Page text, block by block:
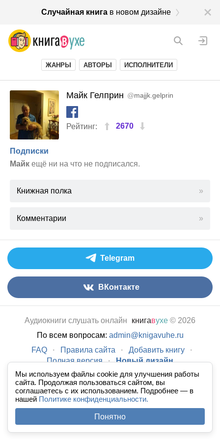
Мы используем файлы cookie для улучшения работы
сайта. Продолжая пользоваться сайтом, вы
соглашаетесь с их использованием. Подробнее — в
нашей Политике конфиденциальности.
Понятно
Случайная книгав новом дизайне
ЖАНРЫ АВТОРЫ ИСПОЛНИТЕЛИ
Майк Гелприн @majjk.gelprin
Рейтинг: 2670
Подписки
Майк ещё ни на что не подписался.
Книжная полка
Комментарии
Telegram
ВКонтакте
Аудиокниги слушать онлайн книгавухе © 2026
По всем вопросам: admin@knigavuhe.ru
FAQ
· Правила сайта · Добавить книгу
·
Полная версия
· Новый дизайн